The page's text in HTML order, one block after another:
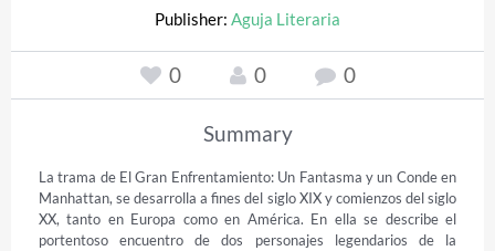
Publisher: Aguja Literaria
0 0 0
Summary
La trama de El Gran Enfrentamiento: Un Fantasma y un Conde en
Manhattan, se desarrolla a fines del siglo XIX y comienzos del siglo
XX, tanto en Europa como en América. En ella se describe el
portentoso encuentro de dos personajes legendarios de la